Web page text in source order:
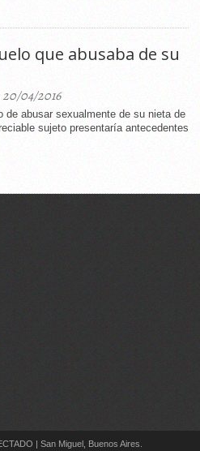
que abusaba de su
04/2016
de abusar sexualmente de su nieta de
sujeto presentaría antecedentes
| San Miguel, Buenos Aires.